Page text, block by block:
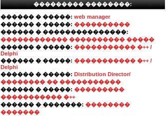
��������� ��������:
������ � �����: web manager
������ � �����: ����������
������ � ���������������:
������������ ���������� �����
������ � �����: ����������� �++ /
Delphi
������ � �����: ����������� �++ /
Delphi
������ � �����: Distribution Director/
�������� �� �����������
������ � �����: ���������
����������� �++
������ � �������: ��������
�������